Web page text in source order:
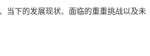
当下的发展现状、面临的重重挑战以及未